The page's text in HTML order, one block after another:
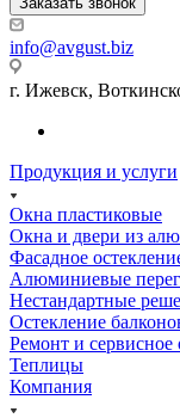
info@avgust.biz
г. Ижевск,
Продукция и услуги
Окна пластиковые
Окна и двери из
Фасадное
Алюминиевые
Нестандартные
Остекление
Ремонт и
Теплицы
Компания